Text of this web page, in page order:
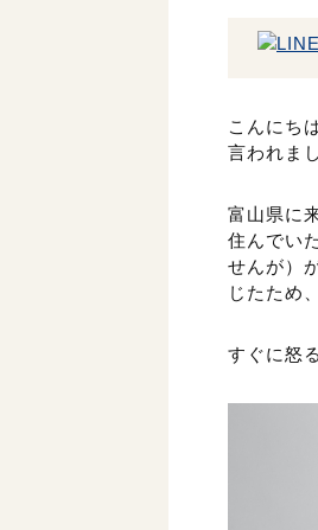
こんにち
言われま
富山県に
住んでい
せんが）
じたため
すぐに怒